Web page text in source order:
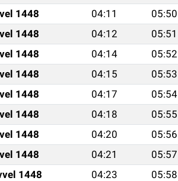
1448 04:11 05:50
1448 04:12 05:51
1448 04:14 05:52
1448 04:15 05:53
1448 04:17 05:54
1448 04:18 05:55
1448 04:20 05:56
1448 04:21 05:57
1448 04:23 05:58